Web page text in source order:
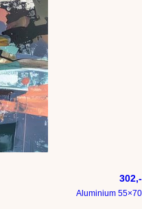
302,-
Aluminium 55×70